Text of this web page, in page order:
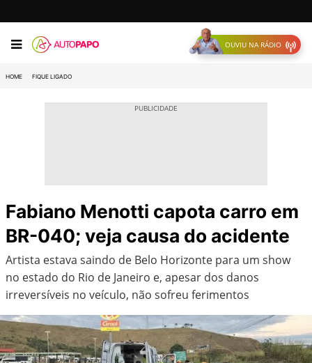
OUVIU NA RÁDIO
HOME FIQUE LIGADO
Fabiano Menotti capota carro em
BR-040; veja causa do acidente
Artista estava saindo de Belo Horizonte para um show
no estado do Rio de Janeiro e, apesar dos danos
irreversíveis no veículo, não sofreu ferimentos